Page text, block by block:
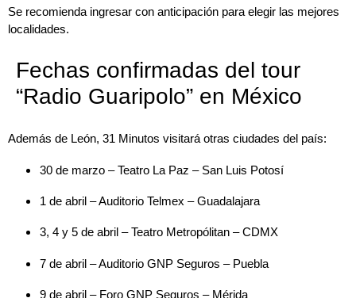
Se recomienda ingresar con anticipación para elegir las mejores
localidades.
Fechas confirmadas del tour
“Radio Guaripolo” en México
Además de León, 31 Minutos visitará otras ciudades del país:
30 de marzo – Teatro La Paz – San Luis Potosí
1 de abril – Auditorio Telmex – Guadalajara
3, 4 y 5 de abril – Teatro Metropólitan – CDMX
7 de abril – Auditorio GNP Seguros – Puebla
9 de abril – Foro GNP Seguros – Mérida